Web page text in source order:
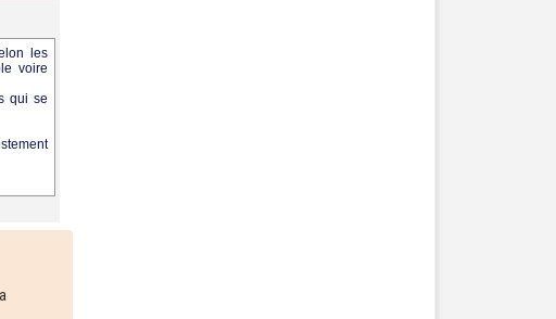
les
voire
qui se